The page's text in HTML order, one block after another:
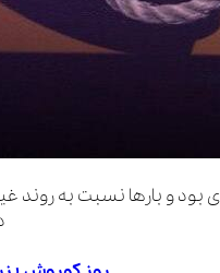
یهودی بود و بارها نسبت به